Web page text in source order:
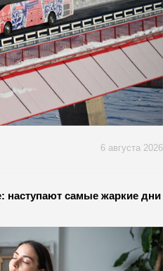
6 августа 2026
наступают самые жаркие дни